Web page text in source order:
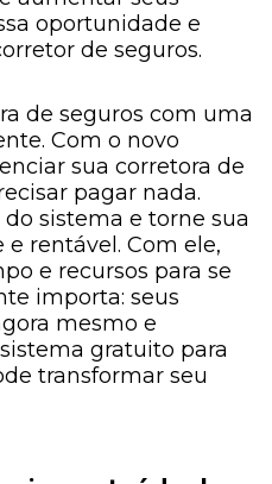
oportunidade e
de seguros.
de seguros com uma
Com o novo
sua corretora de
pagar nada.
sistema e torne sua
rentável. Com ele,
e recursos para se
importa: seus
mesmo e
gratuito para
transformar seu